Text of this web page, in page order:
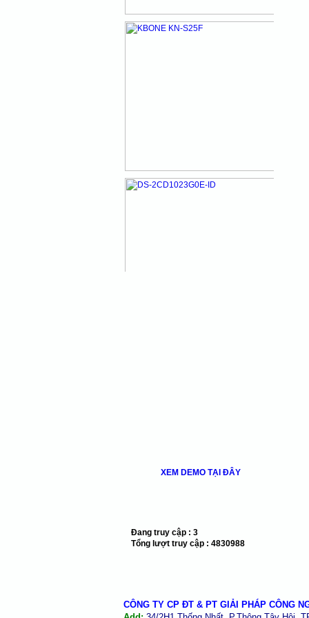
XEM DEMO TẠI ĐÂY
Đang truy cập : 3
Tổng lượt truy cập : 4830988
CÔNG TY CP ĐT & PT GIẢI PHÁP CÔNG